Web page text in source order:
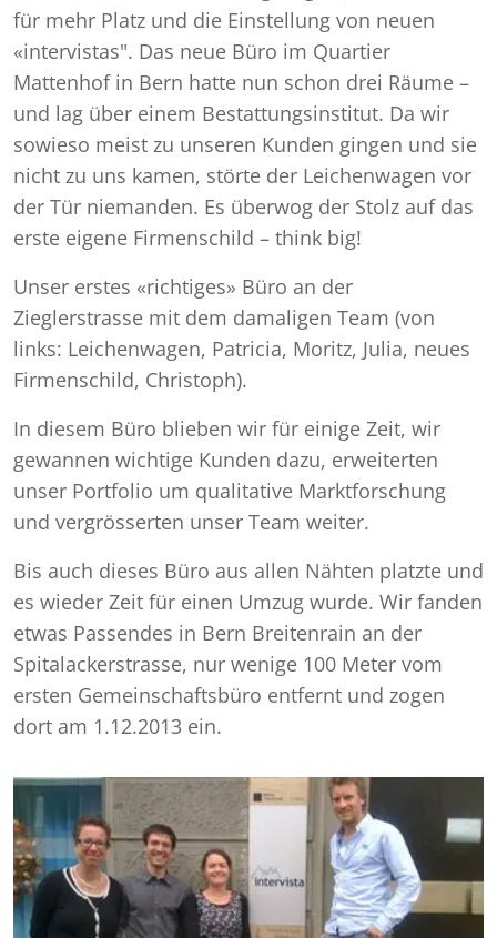
für mehr Platz und die Einstellung von neuen
«intervistas". Das neue Büro im Quartier
Mattenhof in Bern hatte nun schon drei Räume –
und lag über einem Bestattungsinstitut. Da wir
sowieso meist zu unseren Kunden gingen und sie
nicht zu uns kamen, störte der Leichenwagen vor
der Tür niemanden. Es überwog der Stolz auf das
erste eigene Firmenschild – think big!
Unser erstes «richtiges» Büro an der
Zieglerstrasse mit dem damaligen Team (von
links: Leichenwagen, Patricia, Moritz, Julia, neues
Firmenschild, Christoph).
In diesem Büro blieben wir für einige Zeit, wir
gewannen wichtige Kunden dazu, erweiterten
unser Portfolio um qualitative Marktforschung
und vergrösserten unser Team weiter.
Bis auch dieses Büro aus allen Nähten platzte und
es wieder Zeit für einen Umzug wurde. Wir fanden
etwas Passendes in Bern Breitenrain an der
Spitalackerstrasse, nur wenige 100 Meter vom
ersten Gemeinschaftsbüro entfernt und zogen
dort am 1.12.2013 ein.